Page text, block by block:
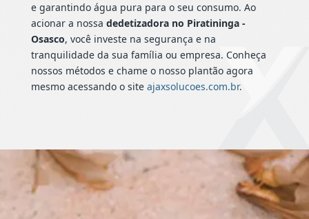
e garantindo água pura para o seu consumo. Ao
acionar a nossa dedetizadora no Piratininga -
Osasco, você investe na segurança e na
tranquilidade da sua família ou empresa. Conheça
nossos métodos e chame o nosso plantão agora
mesmo acessando o site ajaxsolucoes.com.br.